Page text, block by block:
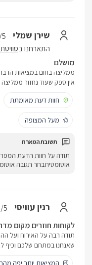
שירן שמלי
/5
התארחנו ב
מושלם
ממליצה בחום במציאות
אין ספק שעוד נחזור
חוות דעת מאומתת
מעל המצופה
תודה על חוות הדעת
אוטומטיתבחר תגובה
רנין עוויסי /5
לקוחות חוזרים מקום
תודה רבה על האירוח ועל
שאנחנו במתחם שלכם וכיף
המציאות יותר יפה